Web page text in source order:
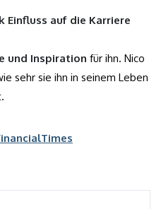
Einfluss auf die Karriere
und Inspiration für ihn. Nico
sehr sie ihn in seinem Leben